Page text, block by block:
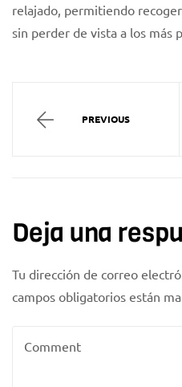
relajado, permitiendo
sin perder de vista a los más
PREVIOUS
Deja una
Tu dirección de correo
campos obligatorios están